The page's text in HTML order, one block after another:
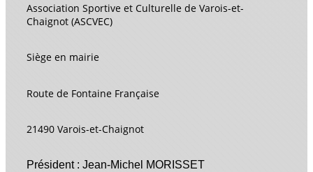
Association Sportive et Culturelle de Varois-et-
Chaignot (ASCVEC)
Siège en mairie
Route de Fontaine Française
21490 Varois-et-Chaignot
Président : Jean-Michel MORISSET